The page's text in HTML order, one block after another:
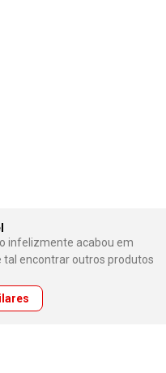
infelizmente acabou em
tal encontrar outros produtos